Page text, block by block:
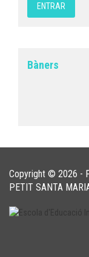
Bàners
Copyright © 2026 -
PETIT SANTA